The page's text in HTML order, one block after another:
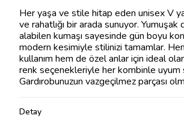
Her yaşa ve stile hitap eden unisex V
ve rahatlığı bir arada sunuyor.
alabilen kumaşı sayesinde gün boyu
modern kesimiyle stilinizi tamamlar.
kullanım hem de özel anlar için ideal
renk seçenekleriyle her kombinle uyum
Gardırobunuzun vazgeçilmez parçası
Detay